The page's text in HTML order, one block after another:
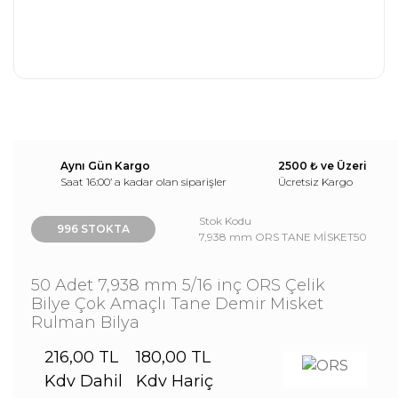
Aynı Gün Kargo
Saat 16:00’ a kadar olan siparişler
2500 ₺ ve Üzeri
Ücretsiz Kargo
996 STOKTA
Stok Kodu
7,938 mm ORS TANE MİSKET50
50 Adet 7,938 mm 5/16 inç ORS Çelik
Bilye Çok Amaçlı Tane Demir Misket
Rulman Bilya
216,00 TL
Kdv Dahil
180,00 TL
Kdv Hariç